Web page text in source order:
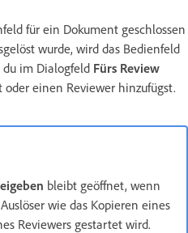
für ein Dokument geschlossen
wurde, wird das Bedienfeld
im Dialogfeld Fürs Review
einen Reviewer hinzufügst.
bleibt geöffnet, wenn
wie das Kopieren eines
Reviewers gestartet wird.